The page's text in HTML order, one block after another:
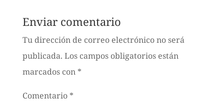
Enviar comentario
Tu dirección de correo electrónico no será
publicada. Los campos obligatorios están
marcados con *
Comentario *